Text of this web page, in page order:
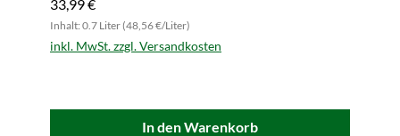
33,99 €
Inhalt: 0.7 Liter (48,56 €/Liter)
inkl. MwSt. zzgl. Versandkosten
In den Warenkorb